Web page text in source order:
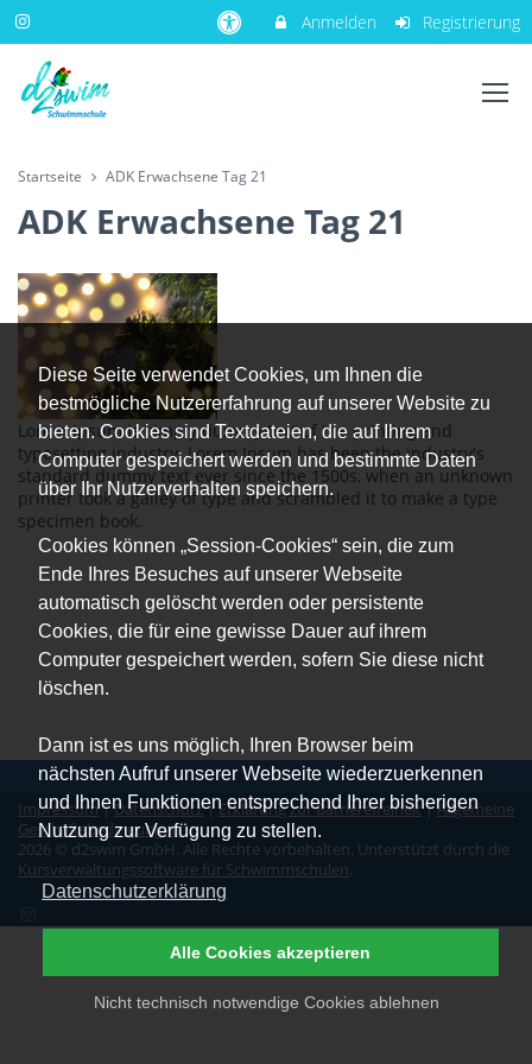
Diese Seite verwendet Cookies, um Ihnen die
bestmögliche Nutzererfahrung auf unserer Website zu
bieten. Cookies sind Textdateien, die auf Ihrem
Computer gespeichert werden und bestimmte Daten
über Ihr Nutzerverhalten speichern.
Cookies können „Session-Cookies“ sein, die zum
Ende Ihres Besuches auf unserer Webseite
automatisch gelöscht werden oder persistente
Cookies, die für eine gewisse Dauer auf ihrem
Computer gespeichert werden, sofern Sie diese nicht
löschen.
Dann ist es uns möglich, Ihren Browser beim
nächsten Aufruf unserer Webseite wiederzuerkennen
und Ihnen Funktionen entsprechend Ihrer bisherigen
Nutzung zur Verfügung zu stellen.
Datenschutzerklärung
Nicht technisch notwendige Cookies ablehnen
Alle Cookies akzeptieren
Anmelden Registrierung
Startseite ADK Erwachsene Tag 21
ADK Erwachsene Tag 21
Lorem Ipsum is simply dummy text of the printing and
typesetting industry. Lorem Ipsum has been the industry's
standard dummy text ever since the 1500s, when an unknown
printer took a galley of type and scrambled it to make a type
specimen book.
Impressum|Datenschutz|Erklärung zur Barrierefreiheit|Allgemeine
Geschäftsbedingungen
2026 © d2swim GmbH. Alle Rechte vorbehalten. Unterstützt durch die
Kursverwaltungssoftware für Schwimmschulen.